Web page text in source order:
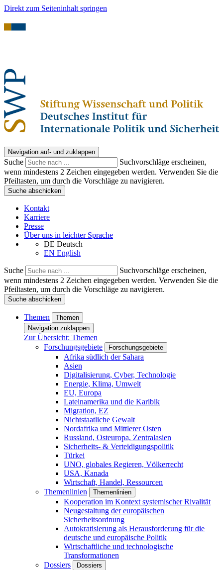
Direkt zum Seiteninhalt springen
Navigation auf- und zuklappen
Suche
Suchvorschläge erscheinen,
wenn mindestens 2 Zeichen eingegeben werden. Verwenden Sie die
Pfeiltasten, um durch die Vorschläge zu navigieren.
Suche abschicken
Kontakt
Karriere
Presse
Über uns in leichter Sprache
DE Deutsch
EN English
Suche
Suchvorschläge erscheinen,
wenn mindestens 2 Zeichen eingegeben werden. Verwenden Sie die
Pfeiltasten, um durch die Vorschläge zu navigieren.
Suche abschicken
Themen
Themen
Navigation zuklappen
Zur Übersicht: Themen
Forschungsgebiete
Forschungsgebiete
Afrika südlich der Sahara
Asien
Digitalisierung, Cyber, Technologie
Energie, Klima, Umwelt
EU, Europa
Lateinamerika und die Karibik
Migration, EZ
Nichtstaatliche Gewalt
Nordafrika und Mittlerer Osten
Russland, Osteuropa, Zentralasien
Sicherheits- & Verteidigungspolitik
Türkei
UNO, globales Regieren, Völkerrecht
USA, Kanada
Wirtschaft, Handel, Ressourcen
Themenlinien
Themenlinien
Kooperation im Kontext systemischer Rivalität
Neugestaltung der europäischen
Sicherheitsordnung
Autokratisierung als Herausforderung für die
deutsche und europäische Politik
Wirtschaftliche und technologische
Transformationen
Dossiers
Dossiers